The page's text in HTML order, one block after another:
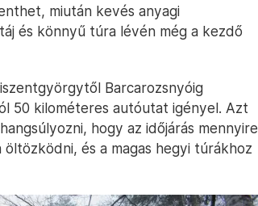
miután kevés anyagi
és könnyű túra lévén még a kezdő
Barcarozsnyóig
50 kilométeres autóutat igényel. Azt
hogy az időjárás mennyire
és a magas hegyi túrákhoz